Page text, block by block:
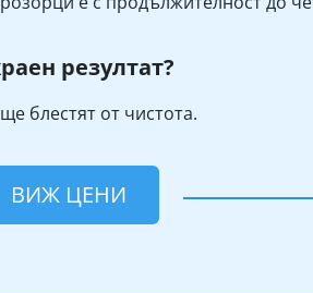
резултат?
блестят от чистота.
ВИЖ ЦЕНИ